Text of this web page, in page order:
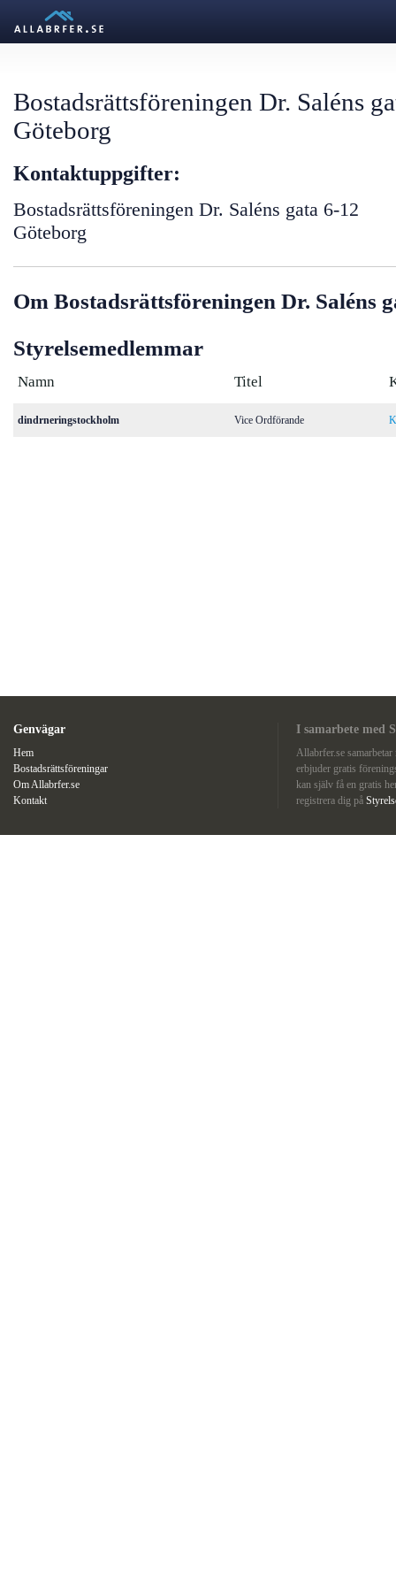
Bostadsrättsföreningen Dr. Saléns
Göteborg
Kontaktuppgifter:
Bostadsrättsföreningen Dr. Saléns gata 6-12
Göteborg
Om Bostadsrättsföreningen Dr. Saléns
Styrelsemedlemmar
Namn Titel
dindrneringstockholm Vice Ordförande
Genvägar
Hem
Bostadsrättsföreningar
Om Allabrfer.se
Kontakt
I samarbete med
Allabrfer.se
erbjuder gratis
kan själv få en gratis
registrera dig på